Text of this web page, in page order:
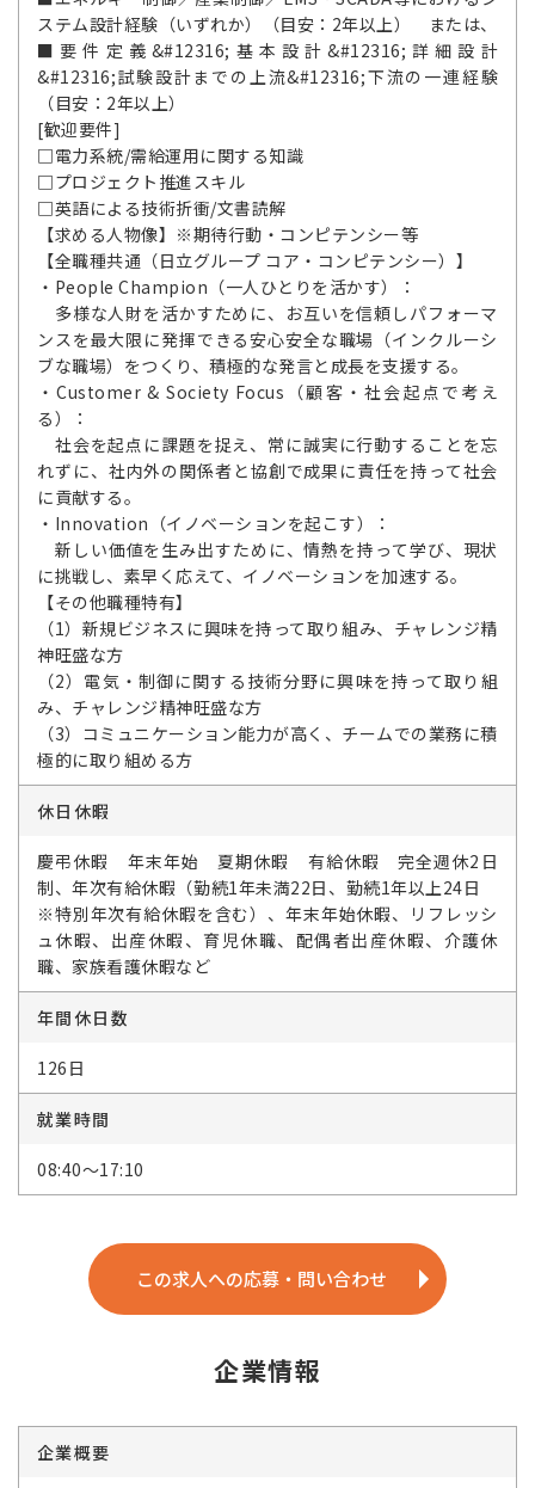
ステム設計経験（いずれか）（目安：2年以上） または、
■要件定義&#12316;基本設計&#12316;詳細設計
&#12316;試験設計までの上流&#12316;下流の一連経験
（目安：2年以上）
[歓迎要件]
□電力系統/需給運用に関する知識
□プロジェクト推進スキル
□英語による技術折衝/文書読解
【求める人物像】※期待行動・コンピテンシー等
【全職種共通（日立グループ コア・コンピテンシー）】
・People Champion（一人ひとりを活かす）：
多様な人財を活かすために、お互いを信頼しパフォーマ
ンスを最大限に発揮できる安心安全な職場（インクルーシ
ブな職場）をつくり、積極的な発言と成長を支援する。
・Customer & Society Focus（顧客・社会起点で考え
る）：
社会を起点に課題を捉え、常に誠実に行動することを忘
れずに、社内外の関係者と協創で成果に責任を持って社会
に貢献する。
・Innovation（イノベーションを起こす）：
新しい価値を生み出すために、情熱を持って学び、現状
に挑戦し、素早く応えて、イノベーションを加速する。
【その他職種特有】
（1）新規ビジネスに興味を持って取り組み、チャレンジ精
神旺盛な方
（2）電気・制御に関する技術分野に興味を持って取り組
み、チャレンジ精神旺盛な方
（3）コミュニケーション能力が高く、チームでの業務に積
極的に取り組める方
休日休暇
慶弔休暇 年末年始 夏期休暇 有給休暇 完全週休2日
制、年次有給休暇（勤続1年未満22日、勤続1年以上24日
※特別年次有給休暇を含む）、年末年始休暇、リフレッシ
ュ休暇、出産休暇、育児休職、配偶者出産休暇、介護休
職、家族看護休暇など
年間休日数
126日
就業時間
08:40～17:10
この求人への応募・問い合わせ
企業情報
企業概要